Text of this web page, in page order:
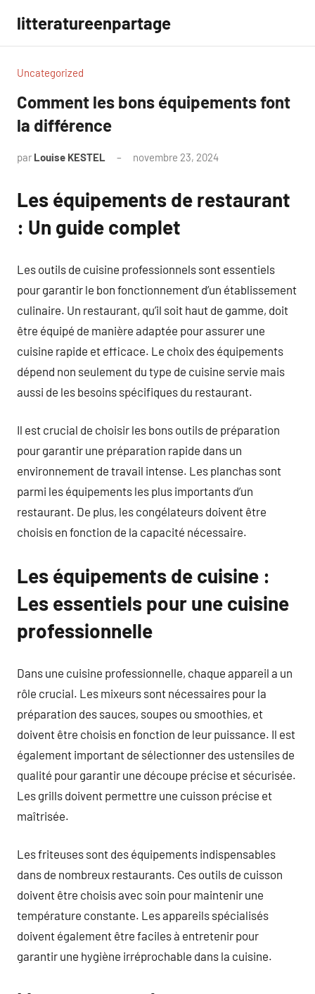
contenu
litteratureenpartage
Uncategorized
Comment les bons équipements font
la différence
par Louise KESTEL novembre 23, 2024
Les équipements de restaurant
: Un guide complet
Les outils de cuisine professionnels sont essentiels
pour garantir le bon fonctionnement d’un établissement
culinaire. Un restaurant, qu’il soit haut de gamme, doit
être équipé de manière adaptée pour assurer une
cuisine rapide et efficace. Le choix des équipements
dépend non seulement du type de cuisine servie mais
aussi de les besoins spécifiques du restaurant.
Il est crucial de choisir les bons outils de préparation
pour garantir une préparation rapide dans un
environnement de travail intense. Les planchas sont
parmi les équipements les plus importants d’un
restaurant. De plus, les congélateurs doivent être
choisis en fonction de la capacité nécessaire.
Les équipements de cuisine :
Les essentiels pour une cuisine
professionnelle
Dans une cuisine professionnelle, chaque appareil a un
rôle crucial. Les mixeurs sont nécessaires pour la
préparation des sauces, soupes ou smoothies, et
doivent être choisis en fonction de leur puissance. Il est
également important de sélectionner des ustensiles de
qualité pour garantir une découpe précise et sécurisée.
Les grills doivent permettre une cuisson précise et
maîtrisée.
Les friteuses sont des équipements indispensables
dans de nombreux restaurants. Ces outils de cuisson
doivent être choisis avec soin pour maintenir une
température constante. Les appareils spécialisés
doivent également être faciles à entretenir pour
garantir une hygiène irréprochable dans la cuisine.